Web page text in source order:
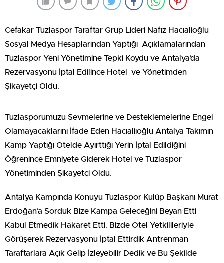
Cefakar Tuzlaspor Taraftar Grup Lideri Nafız Hacıalioğlu
Sosyal Medya Hesaplarından Yaptığı Açıklamalarından
Tuzlaspor Yeni Yönetimine Tepki Koydu ve Antalya’da
Rezervasyonu İptal Edilince Hotel ve Yönetimden
Şikayetçi Oldu.
Tuzlasporumuzu Sevmelerine ve Desteklemelerine Engel
Olamayacaklarını İfade Eden Hacıaliıoğlu Antalya Takımın
Kamp Yaptığı Otelde Ayırttığı Yerin İptal Edildiğini
Öğrenince Emniyete Giderek Hotel ve Tuzlaspor
Yönetiminden Şikayetçi Oldu.
Antalya Kampında Konuyu Tuzlaspor Kulüp Başkanı Murat
Erdoğan’a Sorduk Bize Kampa Geleceğini Beyan Etti
Kabul Etmedik Hakaret Etti. Bizde Otel Yetkilileriyle
Görüşerek Rezervasyonu İptal Ettirdik Antrenman
Taraftarlara Açık Gelip İzleyebilir Dedik ve Bu Şekilde